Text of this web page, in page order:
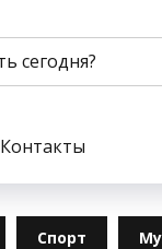
Контакты
Спорт